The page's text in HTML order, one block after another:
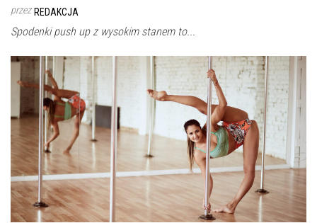
przez REDAKCJA
Spodenki push up z wysokim stanem to...